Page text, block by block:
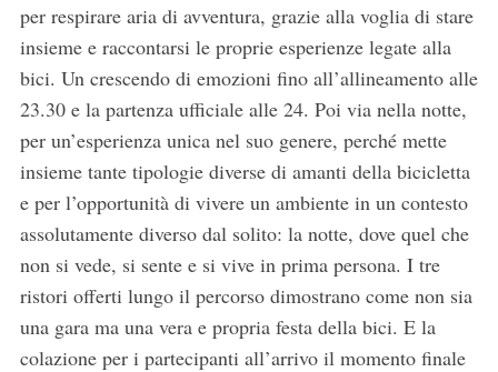
per respirare aria di avventura, grazie alla voglia di stare
insieme e raccontarsi le proprie esperienze legate alla
bici. Un crescendo di emozioni fino all’allineamento alle
23.30 e la partenza ufficiale alle 24. Poi via nella notte,
per un’esperienza unica nel suo genere, perché mette
insieme tante tipologie diverse di amanti della bicicletta
e per l’opportunità di vivere un ambiente in un contesto
assolutamente diverso dal solito: la notte, dove quel che
non si vede, si sente e si vive in prima persona. I tre
ristori offerti lungo il percorso dimostrano come non sia
una gara ma una vera e propria festa della bici. E la
colazione per i partecipanti all’arrivo il momento finale